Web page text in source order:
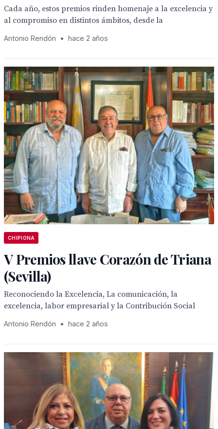
Cada año, estos premios rinden homenaje a la excelencia y
al compromiso en distintos ámbitos, desde la
Antonio Rendón • hace 2 años
CHIPIONA
V Premios llave Corazón de Triana
(Sevilla)
Reconociendo la Excelencia, La comunicación, la
excelencia, labor empresarial y la Contribución Social
Antonio Rendón • hace 2 años